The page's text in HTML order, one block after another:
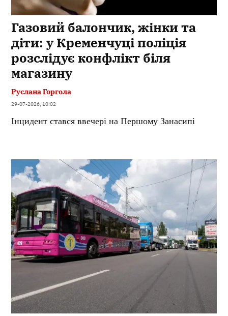
Газовий балончик, жінки та
діти: у Кременчуці поліція
розслідує конфлікт біля
магазину
Руслана Горгола
29-07-2026, 10:02
Інцидент стався ввечері на Першому Занасипі